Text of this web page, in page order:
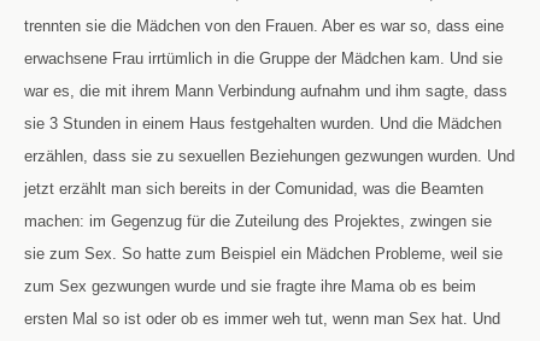
trennten sie die Mädchen von den Frauen. Aber es war so, dass eine
erwachsene Frau irrtümlich in die Gruppe der Mädchen kam. Und sie
war es, die mit ihrem Mann Verbindung aufnahm und ihm sagte, dass
sie 3 Stunden in einem Haus festgehalten wurden. Und die Mädchen
erzählen, dass sie zu sexuellen Beziehungen gezwungen wurden. Und
jetzt erzählt man sich bereits in der Comunidad, was die Beamten
machen: im Gegenzug für die Zuteilung des Projektes, zwingen sie
sie zum Sex. So hatte zum Beispiel ein Mädchen Probleme, weil sie
zum Sex gezwungen wurde und sie fragte ihre Mama ob es beim
ersten Mal so ist oder ob es immer weh tut, wenn man Sex hat. Und